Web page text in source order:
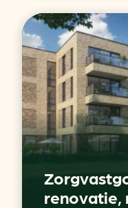
renovatie,